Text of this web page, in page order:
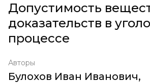
Допустимость
доказательств в
процессе
Авторы
Булохов Иван Иванович,